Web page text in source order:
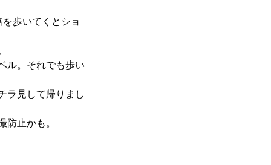
歩いてくとショ
ル。それでも歩い
ラ見して帰りまし
防止かも。